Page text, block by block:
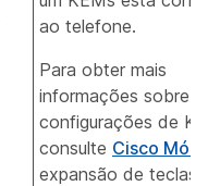
ao telefone.
Para obter mais
informações sobre
configurações de
consulte Cisco
expansão de teclas